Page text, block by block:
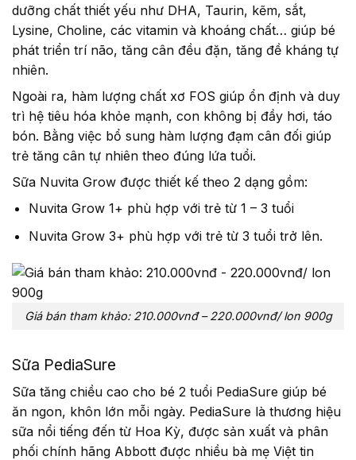
dưỡng chất thiết yếu như DHA, Taurin, kẽm, sắt,
Lysine, Choline, các vitamin và khoáng chất… giúp bé
phát triển trí não, tăng cân đều đặn, tăng đề kháng tự
nhiên.
Ngoài ra, hàm lượng chất xơ FOS giúp ổn định và duy
trì hệ tiêu hóa khỏe mạnh, con không bị đầy hơi, táo
bón. Bằng việc bổ sung hàm lượng đạm cân đối giúp
trẻ tăng cân tự nhiên theo đúng lứa tuổi.
Sữa Nuvita Grow được thiết kế theo 2 dạng gồm:
Nuvita Grow 1+ phù hợp với trẻ từ 1 – 3 tuổi
Nuvita Grow 3+ phù hợp với trẻ từ 3 tuổi trở lên.
Giá bán tham khảo: 210.000vnđ – 220.000vnđ/ lon 900g
Sữa PediaSure
Sữa tăng chiều cao cho bé 2 tuổi PediaSure giúp bé
ăn ngon, khôn lớn mỗi ngày. PediaSure là thương hiệu
sữa nổi tiếng đến từ Hoa Kỳ, được sản xuất và phân
phối chính hãng Abbott được nhiều bà mẹ Việt tin